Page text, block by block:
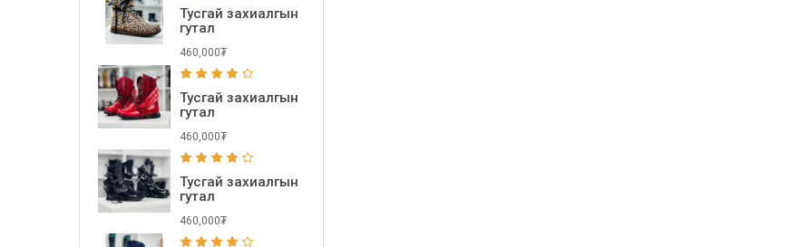
Тусгай захиалгын
гутал
460,000₮
Тусгай захиалгын
гутал
460,000₮
Тусгай захиалгын
гутал
460,000₮